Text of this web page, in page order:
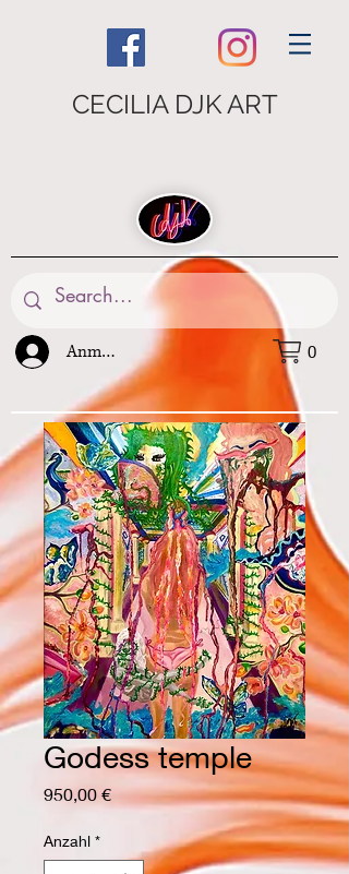
CECILIA DJK ART
Anmelden 0
Godess temple
950,00 €Preis
Anzahl *